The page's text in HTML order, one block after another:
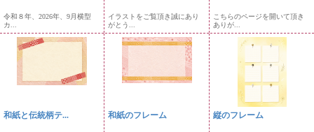
令和８年、2026年、9月横型
カ...
イラストをご覧頂き誠にあり
がとう...
こちらのページを開いて頂き
ありが...
和紙と伝統柄テ... 和紙のフレーム 縦のフレーム